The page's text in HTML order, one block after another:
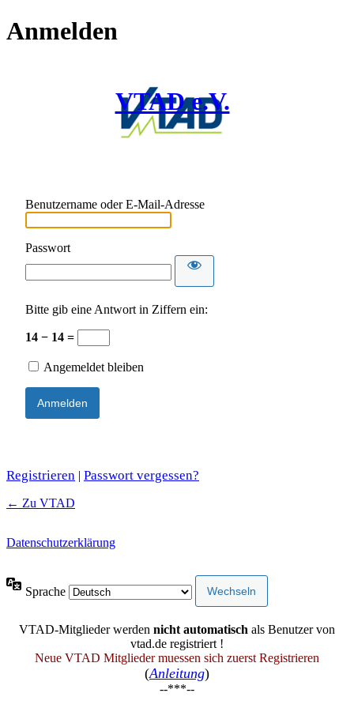
Anmelden
VTAD e.V.
Benutzername oder E-Mail-Adresse
Passwort
Bitte gib eine Antwort in Ziffern ein:
14 − 14 =
Angemeldet bleiben
Registrieren | Passwort vergessen?
← Zu VTAD
Datenschutzerklärung
Sprache
VTAD-Mitglieder werden nicht automatisch als Benutzer von
vtad.de registriert !
Neue VTAD Mitglieder muessen sich zuerst Registrieren
(Anleitung)
--***--